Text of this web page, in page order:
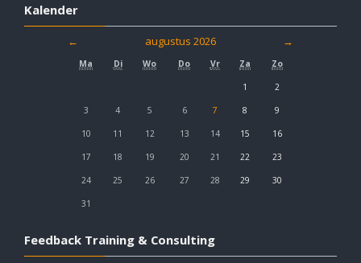
Kalender
← augustus 2026 →
Ma Di Wo Do Vr Za Zo
1 2
3 4 5 6 7 8 9
10 11 12 13 14 15 16
17 18 19 20 21 22 23
24 25 26 27 28 29 30
31
Feedback Training & Consulting